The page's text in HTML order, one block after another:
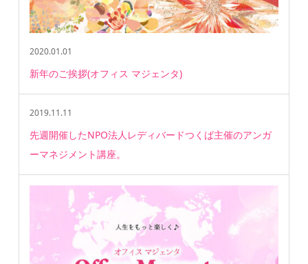
2020.01.01
新年のご挨拶(オフィス マジェンタ)
2019.11.11
先週開催したNPO法人レディバードつくば主催のアンガ
ーマネジメント講座。